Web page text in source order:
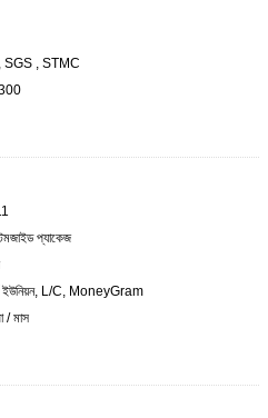
SGS , STMC
প্যাকেজ
ইউনিয়ন, L/C, MoneyGram
/ মাস